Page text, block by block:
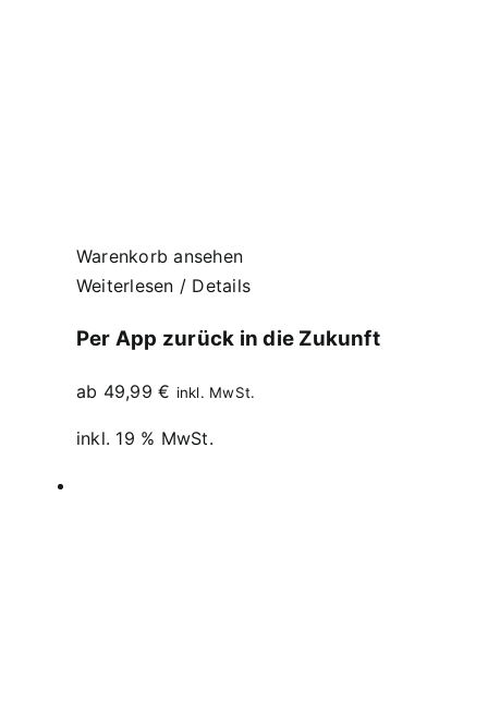
Warenkorb ansehen
Weiterlesen / Details
Per App zurück in die Zukunft
ab 49,99€ inkl. MwSt.
inkl. 19 % MwSt.